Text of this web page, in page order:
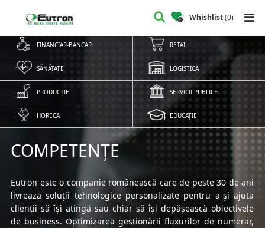
Whishlist(0)
FINANCIAR-BANCAR RETAIL
SĂNĂTATE LOGISTICĂ
PRODUCȚIE SERVICII PUBLICE
HORECA EDUCAȚIE
COMPETENȚE
Eutron este o companie românească care de peste 30 de ani
livrează soluții tehnologice personalizate pentru a-și ajuta
clienții să își atingă sau chiar să își depășească obiectivele
de business. Optimizarea gestionării fluxurilor de numerar,